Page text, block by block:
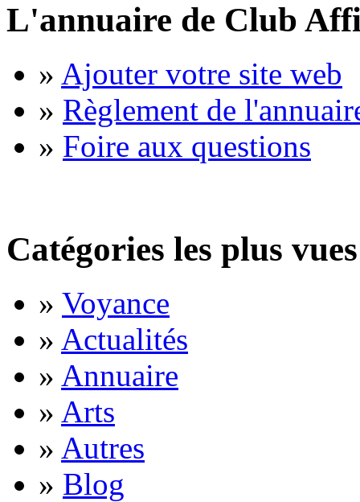
L'annuaire de Club
» Ajouter votre site web
» Règlement de
» Foire aux questions
Catégories les plus vues
» Voyance
» Actualités
» Annuaire
» Arts
» Autres
» Blog